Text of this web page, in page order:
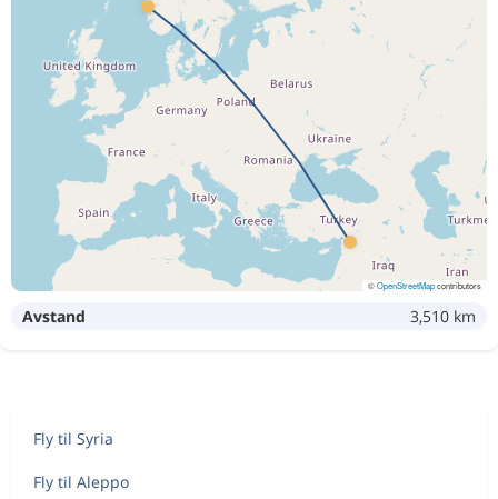
©OpenStreetMapcontributors
Avstand 3,510 km
Fly til Syria
Fly til Aleppo